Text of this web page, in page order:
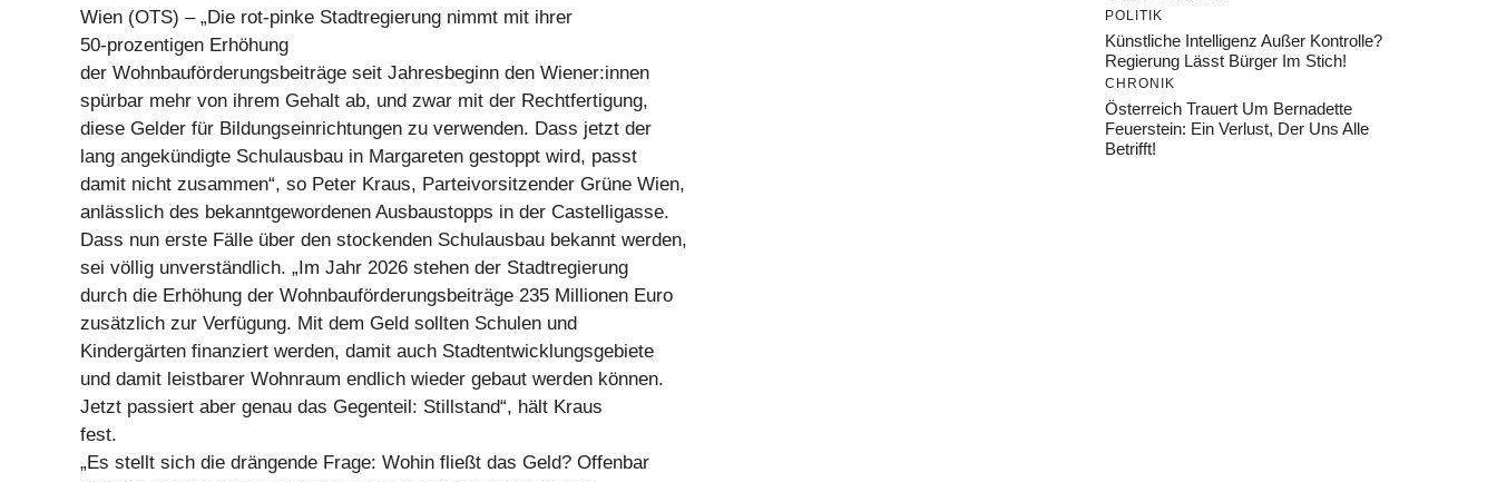
Wien (OTS) – „Die rot-pinke Stadtregierung nimmt mit ihrer
50-prozentigen Erhöhung
der Wohnbauförderungsbeiträge seit Jahresbeginn den Wiener:innen
spürbar mehr von ihrem Gehalt ab, und zwar mit der Rechtfertigung,
diese Gelder für Bildungseinrichtungen zu verwenden. Dass jetzt der
lang angekündigte Schulausbau in Margareten gestoppt wird, passt
damit nicht zusammen“, so Peter Kraus, Parteivorsitzender Grüne Wien,
anlässlich des bekanntgewordenen Ausbaustopps in der Castelligasse.
Dass nun erste Fälle über den stockenden Schulausbau bekannt werden,
sei völlig unverständlich. „Im Jahr 2026 stehen der Stadtregierung
durch die Erhöhung der Wohnbauförderungsbeiträge 235 Millionen Euro
zusätzlich zur Verfügung. Mit dem Geld sollten Schulen und
Kindergärten finanziert werden, damit auch Stadtentwicklungsgebiete
und damit leistbarer Wohnraum endlich wieder gebaut werden können.
Jetzt passiert aber genau das Gegenteil: Stillstand“, hält Kraus
fest.
„Es stellt sich die drängende Frage: Wohin fließt das Geld? Offenbar
POLITIK
Künstliche Intelligenz Außer Kontrolle?
Regierung Lässt Bürger Im Stich!
CHRONIK
Österreich Trauert Um Bernadette
Feuerstein: Ein Verlust, Der Uns Alle
Betrifft!